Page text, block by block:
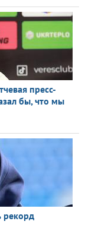
пресс-
бы, что мы
рекорд